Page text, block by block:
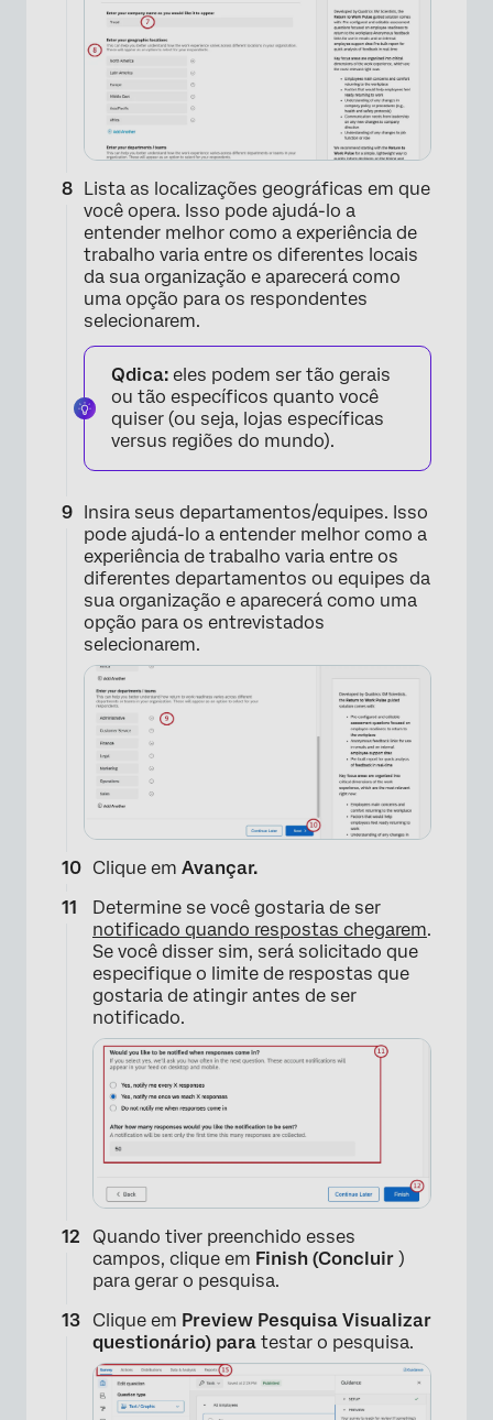
×
×
Lista as localizações geográficas em que
você opera. Isso pode ajudá-lo a
entender melhor como a experiência de
trabalho varia entre os diferentes locais
da sua organização e aparecerá como
uma opção para os respondentes
selecionarem.
Qdica: eles podem ser tão gerais
ou tão específicos quanto você
quiser (ou seja, lojas específicas
versus regiões do mundo).
Insira seus departamentos/equipes. Isso
pode ajudá-lo a entender melhor como a
experiência de trabalho varia entre os
diferentes departamentos ou equipes da
sua organização e aparecerá como uma
opção para os entrevistados
selecionarem.
Clique em Avançar.
Determine se você gostaria de ser
notificado quando respostas chegarem.
Se você disser sim, será solicitado que
especifique o limite de respostas que
gostaria de atingir antes de ser
notificado.
Quando tiver preenchido esses
campos, clique em Finish (Concluir )
para gerar o pesquisa.
Clique em Preview Pesquisa Visualizar
questionário) para testar o pesquisa.